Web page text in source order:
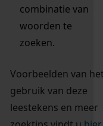
combinatie van
woorden te
zoeken.
Voorbeelden van
gebruik van deze
leestekens en meer